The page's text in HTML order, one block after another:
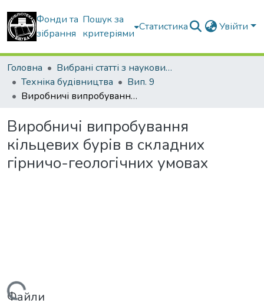
Фонди та
зібрання
Пошук за
критеріями
Статистика Увійти
Головна
Вибрані статті з наукових збірників КНУБА
Техніка будівництва
Вип. 9
Виробничі випробування кільцевих бурів в складних гірничо-геологічних умовах
Виробничі випробування
кільцевих бурів в складних
гірничо-геологічних умовах
Файли